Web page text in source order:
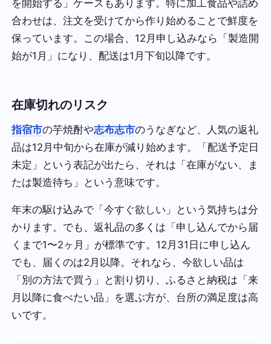
を開始する」ケースもあります。特に加工食品や詰め
合わせは、注文を受けてから作り始めることで鮮度を
保っています。この場合、12月申し込みなら「製造開
始が1月」になり、配送は1月下旬以降です。
在庫切れのリスク
指宿市の芋焼酎や志布志市のうなぎなど、人気の返礼
品は12月中旬から在庫が減り始めます。「配送予定日
未定」という表記が出たら、それは「在庫がない、ま
たは製造待ち」という意味です。
年末の駆け込みで「今すぐ欲しい」という気持ちは分
かります。でも、返礼品の多くは「申し込んでから届
くまで1〜2ヶ月」が標準です。12月31日に申し込ん
でも、届くのは2月以降。それなら、今欲しい品は
「別の方法で買う」と割り切り、ふるさと納税は「来
月以降に食べたい品」を選ぶ方が、台所の満足度は高
いです。